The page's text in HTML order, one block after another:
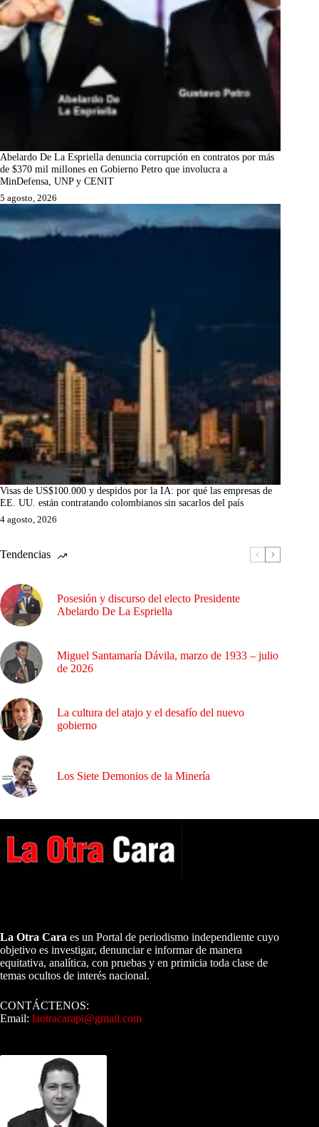
Abelardo De La Espriella denuncia corrupción en contratos por más
de $370 mil millones en Gobierno Petro que involucra a
MinDefensa, UNP y CENIT
5 agosto, 2026
Visas de US$100.000 y despidos por la IA: por qué las empresas de
EE. UU. están contratando colombianos sin sacarlos del país
4 agosto, 2026
Tendencias
Posesión y discurso del electo Presidente
Abelardo De La Espriella
Miguel Santamaría Dávila, marzo de 1933 – julio
de 2026
La cultura del atajo y el desafío del nuevo
gobierno
Los Siete Demonios de la Minería
La Otra Cara es un Portal de periodismo independiente cuyo
objetivo es investigar, denunciar e informar de manera
equitativa, analítica, con pruebas y en primicia toda clase de
temas ocultos de interés nacional.
CONTÁCTENOS:
Email: laotracarapi@gmail.com